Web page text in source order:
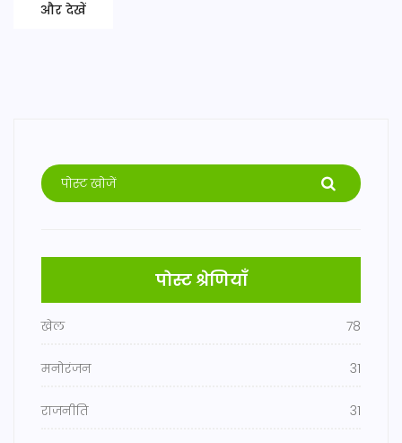
और देखें
पोस्ट श्रेणियाँ
खेल 78
मनोरंजन 31
राजनीति 31